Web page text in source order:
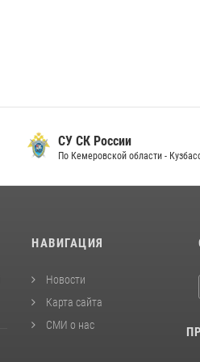
СУ СК России
По Кемеровской области -
НАВИГАЦИЯ
Новости
Карта сайта
СМИ о нас